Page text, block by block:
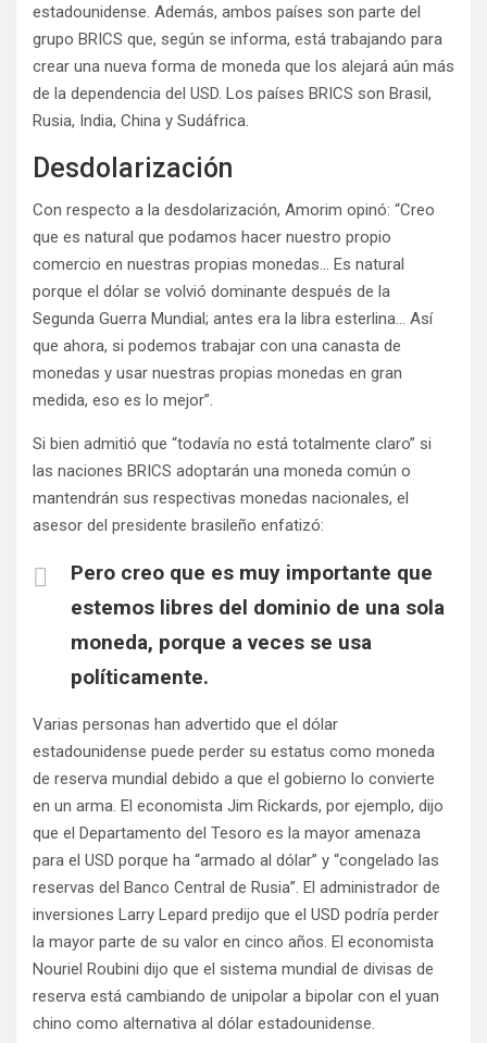
estadounidense. Además, ambos países son parte del
grupo BRICS que, según se informa, está trabajando para
crear una nueva forma de moneda que los alejará aún más
de la dependencia del USD. Los países BRICS son Brasil,
Rusia, India, China y Sudáfrica.
Desdolarización
Con respecto a la desdolarización, Amorim opinó: “Creo
que es natural que podamos hacer nuestro propio
comercio en nuestras propias monedas… Es natural
porque el dólar se volvió dominante después de la
Segunda Guerra Mundial; antes era la libra esterlina… Así
que ahora, si podemos trabajar con una canasta de
monedas y usar nuestras propias monedas en gran
medida, eso es lo mejor”.
Si bien admitió que “todavía no está totalmente claro” si
las naciones BRICS adoptarán una moneda común o
mantendrán sus respectivas monedas nacionales, el
asesor del presidente brasileño enfatizó:
Pero creo que es muy importante que
estemos libres del dominio de una sola
moneda, porque a veces se usa
políticamente.
Varias personas han advertido que el dólar
estadounidense puede perder su estatus como moneda
de reserva mundial debido a que el gobierno lo convierte
en un arma. El economista Jim Rickards, por ejemplo, dijo
que el Departamento del Tesoro es la mayor amenaza
para el USD porque ha “armado al dólar” y “congelado las
reservas del Banco Central de Rusia”. El administrador de
inversiones Larry Lepard predijo que el USD podría perder
la mayor parte de su valor en cinco años. El economista
Nouriel Roubini dijo que el sistema mundial de divisas de
reserva está cambiando de unipolar a bipolar con el yuan
chino como alternativa al dólar estadounidense.